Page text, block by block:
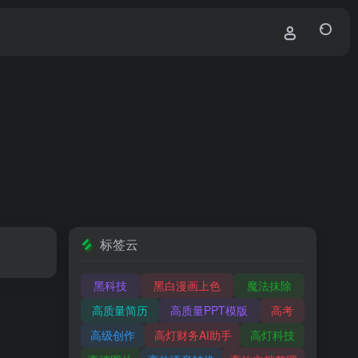
标签云
黑科技 黑白漫画上色
魔法抹除
高质量简历
高质量PPT模版
高考
高级创作
高灯财务AI助手
高灯科技